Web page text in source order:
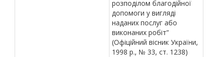
розподілом благодійної
допомоги у вигляді
наданих послуг або
виконаних робіт”
(Офіційний вісник України,
1998 р., № 33, ст. 1238)